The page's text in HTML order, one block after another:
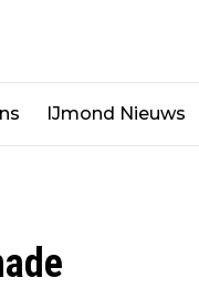
IJmond Nieuws